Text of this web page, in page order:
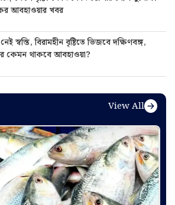
আবহাওয়ার খবর
স্বস্তি, বিরামহীন বৃষ্টিতে ভিজবে দক্ষিণবঙ্গ,
কেমন থাকবে আবহাওয়া?
View All